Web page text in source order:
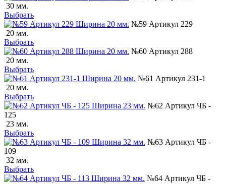
30 мм.
Выбрать
№59 Артикул 229
20 мм.
Выбрать
№60 Артикул 288
20 мм.
Выбрать
№61 Артикул 231-1
20 мм.
Выбрать
№62 Артикул ЧБ -
125
23 мм.
Выбрать
№63 Артикул ЧБ -
109
32 мм.
Выбрать
№64 Артикул ЧБ -